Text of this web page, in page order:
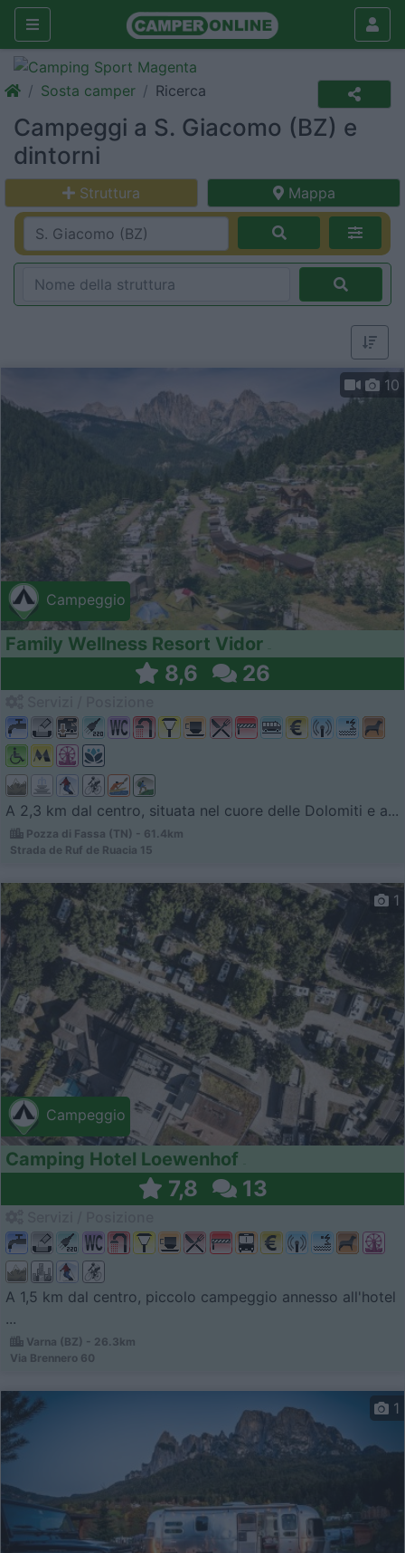
Sosta camper Ricerca
Campeggi a S. Giacomo (BZ) e
dintorni
Struttura Mappa
Campeggio
10
Family Wellness Resort Vidor
8,6 26
A 2,3 km dal centro, situata nel cuore delle Dolomiti e a...
Pozza di Fassa (TN) - 61.4km
Strada de Ruf de Ruacia 15
Campeggio
1
Camping Hotel Loewenhof
7,8 13
A 1,5 km dal centro, piccolo campeggio annesso all'hotel
...
Varna (BZ) - 26.3km
Via Brennero 60
1